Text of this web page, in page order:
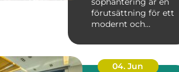
förutsättning för ett
modernt och
I en växande...
04. Jun